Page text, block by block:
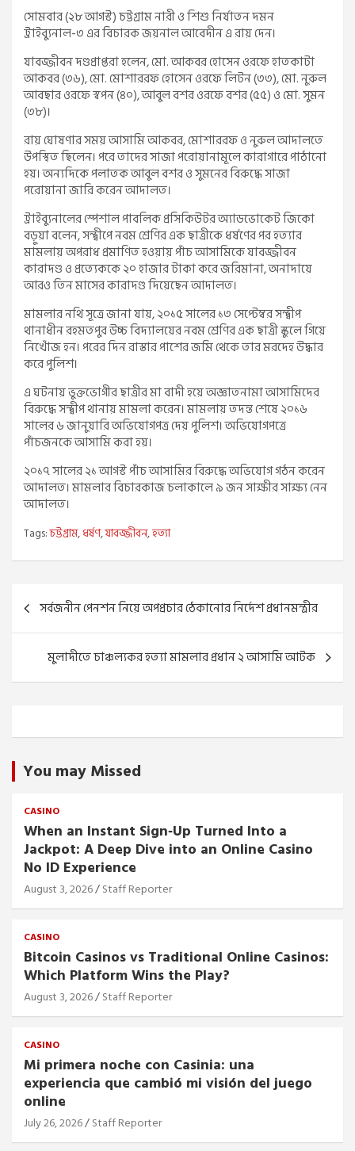
সোমবার (২৮ আগস্ট) চট্টগ্রাম নারী ও শিশু নির্যাতন দমন
ট্রাইব্যুনাল-৩ এর বিচারক জয়নাল আবেদীন এ রায় দেন।
যাবজ্জীবন দণ্ডপ্রাপ্তরা হলেন, মো. আকবর হোসেন ওরফে হাতকাটা
আকবর (৩৬), মো. মোশাররফ হোসেন ওরফে লিটন (৩৩), মো. নুরুল
আবছার ওরফে স্বপন (৪০), আবুল বশর ওরফে বশর (৫৫) ও মো. সুমন
(৩৮)।
রায় ঘোষণার সময় আসামি আকবর, মোশাররফ ও নুরুল আদালতে
উপস্থিত ছিলেন। পরে তাদের সাজা পরোয়ানামূলে কারাগারে পাঠানো
হয়। অন্যদিকে পলাতক আবুল বশর ও সুমনের বিরুদ্ধে সাজা
পরোয়ানা জারি করেন আদালত।
ট্রাইব্যুনালের স্পেশাল পাবলিক প্রসিকিউটর অ্যাডভোকেট জিকো
বড়ুয়া বলেন, সন্দ্বীপে নবম শ্রেণির এক ছাত্রীকে ধর্ষণের পর হত্যার
মামলায় অপরাধ প্রমাণিত হওয়ায় পাঁচ আসামিকে যাবজ্জীবন
কারাদণ্ড ও প্রত্যেককে ২০ হাজার টাকা করে জরিমানা, অনাদায়ে
আরও তিন মাসের কারাদণ্ড দিয়েছেন আদালত।
মামলার নথি সূত্রে জানা যায়, ২০১৫ সালের ১৩ সেপ্টেম্বর সন্দ্বীপ
থানাধীন রহমতপুর উচ্চ বিদ্যালয়ের নবম শ্রেণির এক ছাত্রী স্কুলে গিয়ে
নিখোঁজ হন। পরের দিন রাস্তার পাশের জমি থেকে তার মরদেহ উদ্ধার
করে পুলিশ।
এ ঘটনায় ভুক্তভোগীর ছাত্রীর মা বাদী হয়ে অজ্ঞাতনামা আসামিদের
বিরুদ্ধে সন্দ্বীপ থানায় মামলা করেন। মামলায় তদন্ত শেষে ২০১৬
সালের ৬ জানুয়ারি অভিযোগপত্র দেয় পুলিশ। অভিযোগপত্রে
পাঁচজনকে আসামি করা হয়।
২০১৭ সালের ২১ আগস্ট পাঁচ আসামির বিরুদ্ধে অভিযোগ গঠন করেন
আদালত। মামলার বিচারকাজ চলাকালে ৯ জন সাক্ষীর সাক্ষ্য নেন
আদালত।
Tags:চট্টগ্রাম,ধর্ষণ,যাবজ্জীবন,হত্যা
Post
navigation
সর্বজনীন পেনশন নিয়ে অপপ্রচার ঠেকানোর নির্দেশ প্রধানমন্ত্রীর
মুলাদীতে চাঞ্চল্যকর হত্যা মামলার প্রধান ২ আসামি আটক
You may Missed
CASINO
When an Instant Sign‑Up Turned Into a
Jackpot: A Deep Dive into an Online Casino
No ID Experience
August 3, 2026 Staff Reporter
CASINO
Bitcoin Casinos vs Traditional Online Casinos:
Which Platform Wins the Play?
August 3, 2026 Staff Reporter
CASINO
Mi primera noche con Casinia: una
experiencia que cambió mi visión del juego
online
July 26, 2026 Staff Reporter